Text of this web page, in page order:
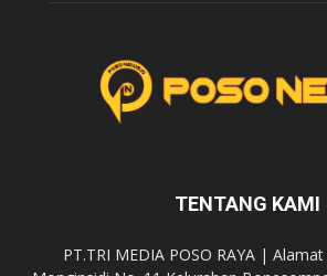
TENTANG KAMI
PT.TRI MEDIA POSO RAYA | Alamat